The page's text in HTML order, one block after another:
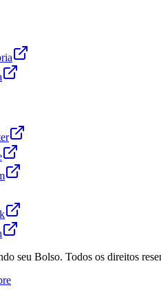
seu Bolso. Todos os direitos